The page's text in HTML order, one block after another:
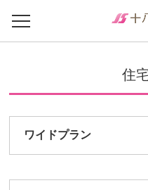
住
ワイドプラン